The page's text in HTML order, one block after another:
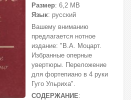
Размер: 6,2 МВ
Язык: русский
Вашему вниманию
предлагается нотное
издание: "В.А. Моцарт.
Избранные оперные
увертюры. Переложение
для фортепиано в 4 руки
Гуго Ульриха".
СОДЕРЖАНИЕ: